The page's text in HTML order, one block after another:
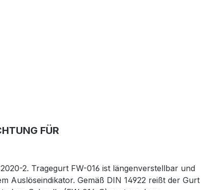
FÜR
2. Tragegurt FW-016 ist längenverstellbar und
Auslöseindikator. Gemäß DIN 14922 reißt der Gurt